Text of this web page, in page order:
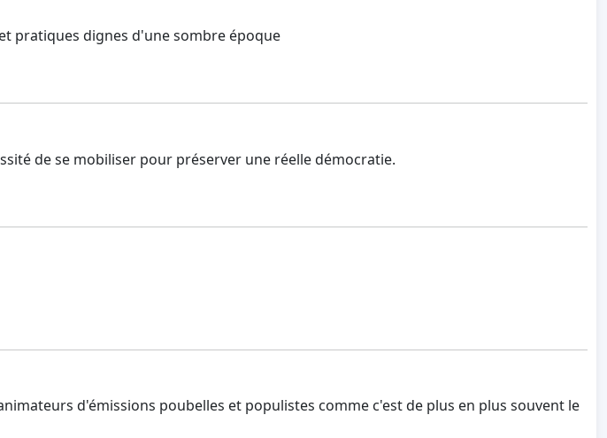
pratiques dignes d'une sombre époque
de se mobiliser pour préserver une réelle démocratie.
d'émissions poubelles et populistes comme c'est de plus en plus souvent le